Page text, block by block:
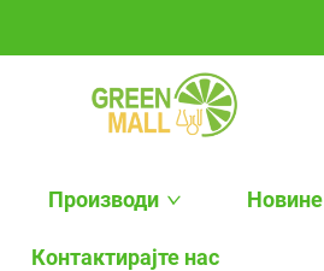
Производи Новине
Контактирајте нас